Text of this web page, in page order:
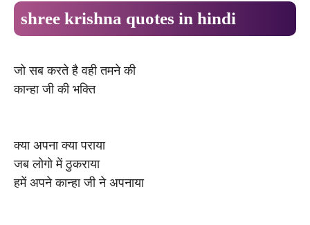
shree krishna quotes in hindi
जो सब करते है वही तमने की
कान्हा जी की भक्ति
क्या अपना क्या पराया
जब लोगो में ठुकराया
हमें अपने कान्हा जी ने अपनाया